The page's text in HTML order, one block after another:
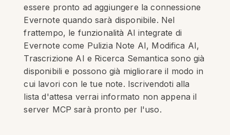
essere pronto ad aggiungere la connessione
Evernote quando sarà disponibile. Nel
frattempo, le funzionalità AI integrate di
Evernote come Pulizia Note AI, Modifica AI,
Trascrizione AI e Ricerca Semantica sono già
disponibili e possono già migliorare il modo in
cui lavori con le tue note. Iscrivendoti alla
lista d'attesa verrai informato non appena il
server MCP sarà pronto per l'uso.